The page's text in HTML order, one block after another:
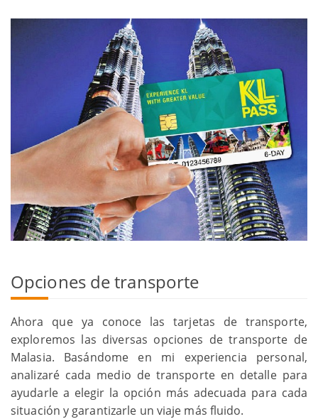
Opciones de transporte
Ahora que ya conoce las tarjetas de transporte,
exploremos las diversas opciones de transporte de
Malasia. Basándome en mi experiencia personal,
analizaré cada medio de transporte en detalle para
ayudarle a elegir la opción más adecuada para cada
situación y garantizarle un viaje más fluido.